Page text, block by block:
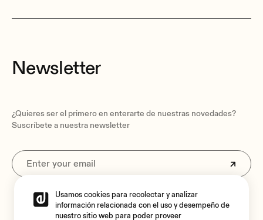
Newsletter
¿Quieres ser el primero en enterarte de nuestras novedades?
Suscríbete a nuestra newsletter
Al suscribirte aceptas nuestraPolítica de privacidad.
Usamos cookies para recolectar y analizar
información relacionada con el uso y desempeño de
nuestro sitio web para poder proveer